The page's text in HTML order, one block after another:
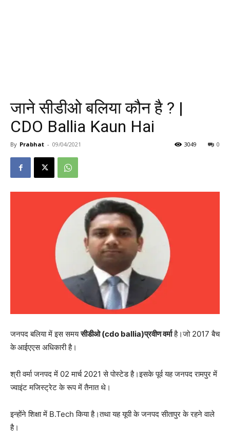
जाने सीडीओ बलिया कौन है ? |
CDO Ballia Kaun Hai
By Prabhat - 09/04/2021 0
3049
जनपद बलिया में इस समयसीडीओ (cdo ballia)प्रवीण वर्माहै।जो 2017 बैच
केआईएएस अधिकारी है।
श्री वर्मा जनपद में 02 मार्च 2021 से पोस्टेड है।इसके पूर्व यह जनपद रामपुर में
ज्वाइंट मजिस्ट्रेट के रूप में तैनात थे।
इन्होंने शिक्षा में B.Tech किया है।तथा यह यूपी के जनपद सीतापुर के रहने वाले
है।